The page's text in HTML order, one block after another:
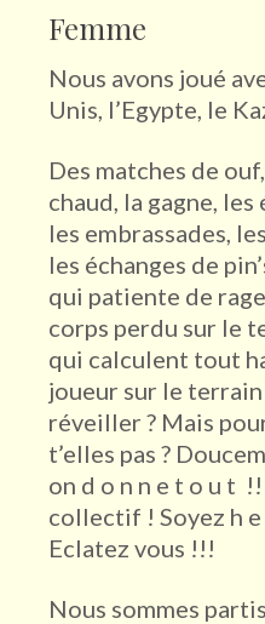
Femme
Nous avons joué
Unis, l’Egypte, le
Des matches de
chaud, la gagne, les
les embrassades,
les échanges de
qui patiente de
corps perdu sur le
qui calculent tout
joueur sur le terrain
réveiller ? Mais
t’elles pas ?
on d o n n e t o u t
collectif ! Soyez h e
Eclatez vous !!!
Nous sommes